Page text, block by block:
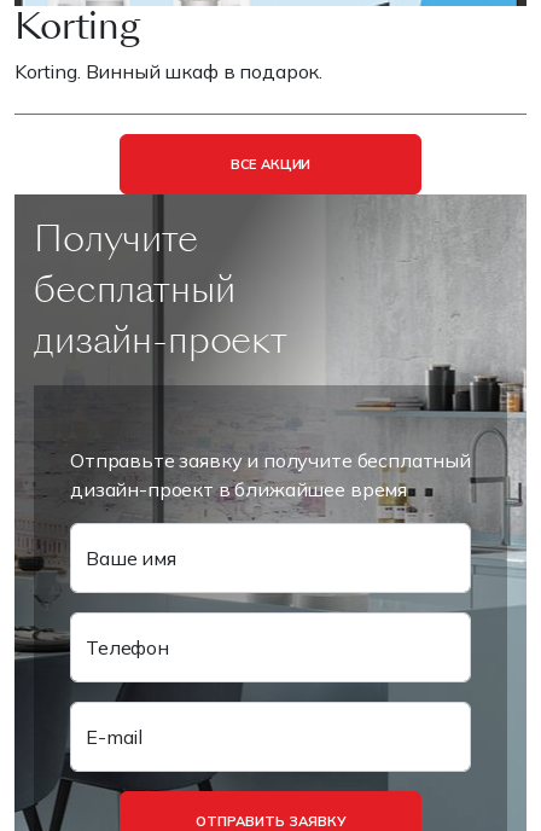
Korting
Korting. Винный шкаф в подарок.
ВСЕ АКЦИИ
Получите
бесплатный
дизайн-проект
Отправьте заявку и получите бесплатный
дизайн-проект в ближайшее время
Ваше имя
Телефон
E-mail
ОТПРАВИТЬ ЗАЯВКУ